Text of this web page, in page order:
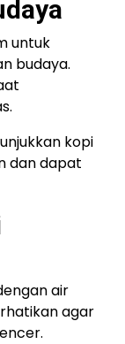
untuk
budaya.
kopi
dan dapat
air
agar